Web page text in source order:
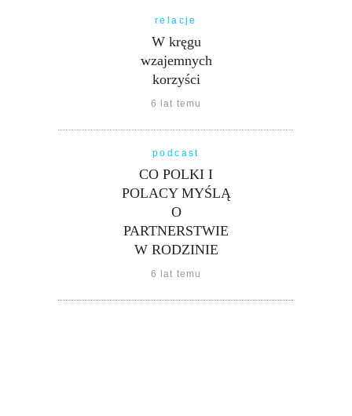
relacje
W kręgu
wzajemnych
korzyści
6 lat temu
podcast
CO POLKI I
POLACY MYŚLĄ
O
PARTNERSTWIE
W RODZINIE
6 lat temu